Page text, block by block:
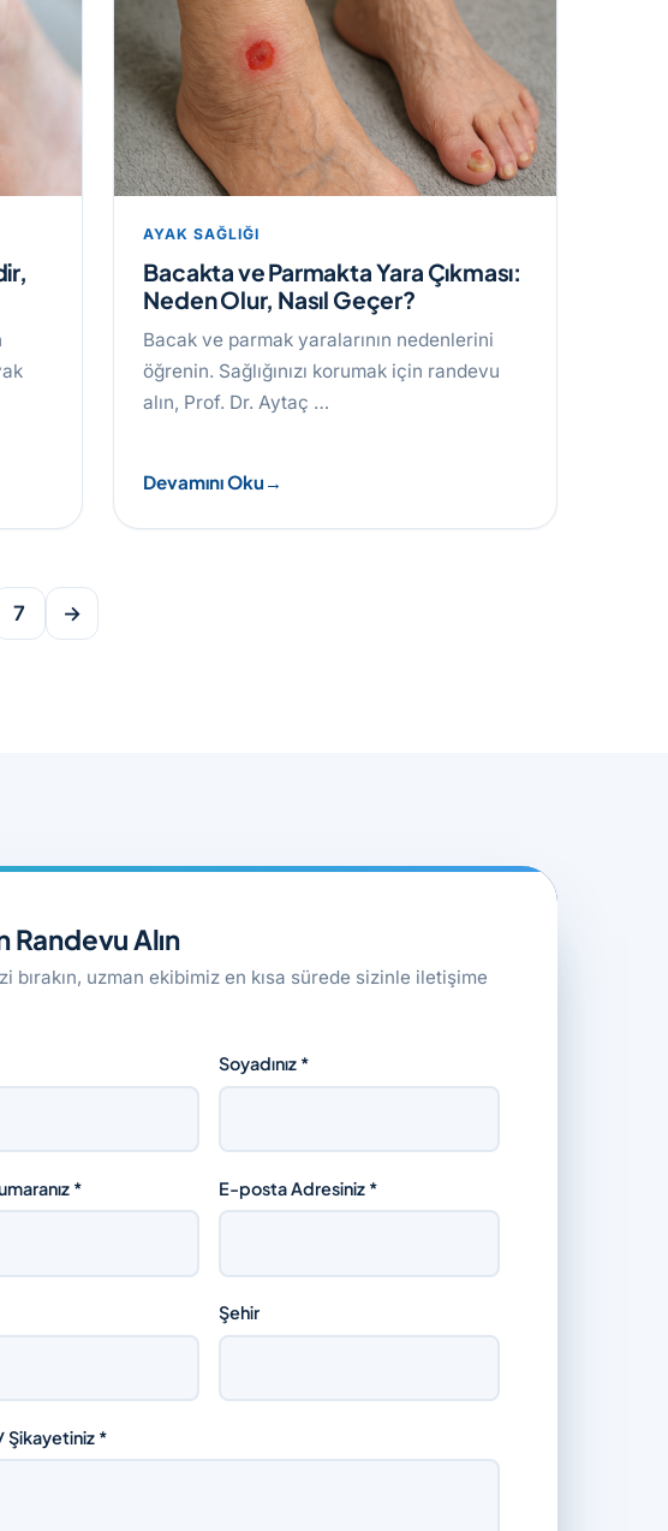
AYAK SAĞLIĞI
Bacakta ve Parmakta Yara Çıkması:
Neden Olur, Nasıl Geçer?
Bacak ve parmak yaralarının nedenlerini
öğrenin. Sağlığınızı korumak için randevu
alın, Prof. Dr. Aytaç …
Devamını Oku
7 →
Randevu Alın
bırakın, uzman ekibimiz en kısa sürede sizinle iletişime
Soyadınız *
* E-posta Adresiniz *
Şehir
/ Şikayetiniz *